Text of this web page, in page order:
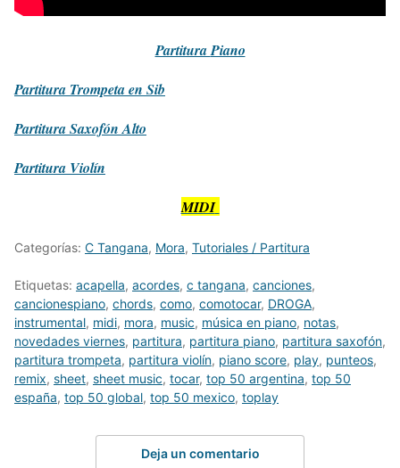
PartituraPiano
Partitura Trompeta en Sib
PartituraSaxofón Alto
Partitura Violín
MIDI
Categorías: C Tangana, Mora, Tutoriales / Partitura
Etiquetas: acapella, acordes, c tangana, canciones,
cancionespiano, chords, como, comotocar, DROGA,
instrumental, midi, mora, music, música en piano, notas,
novedades viernes, partitura, partitura piano, partitura saxofón,
partitura trompeta, partitura violín, piano score, play, punteos,
remix, sheet, sheet music, tocar, top 50 argentina, top 50
españa, top 50 global, top 50 mexico, toplay
Deja un comentario